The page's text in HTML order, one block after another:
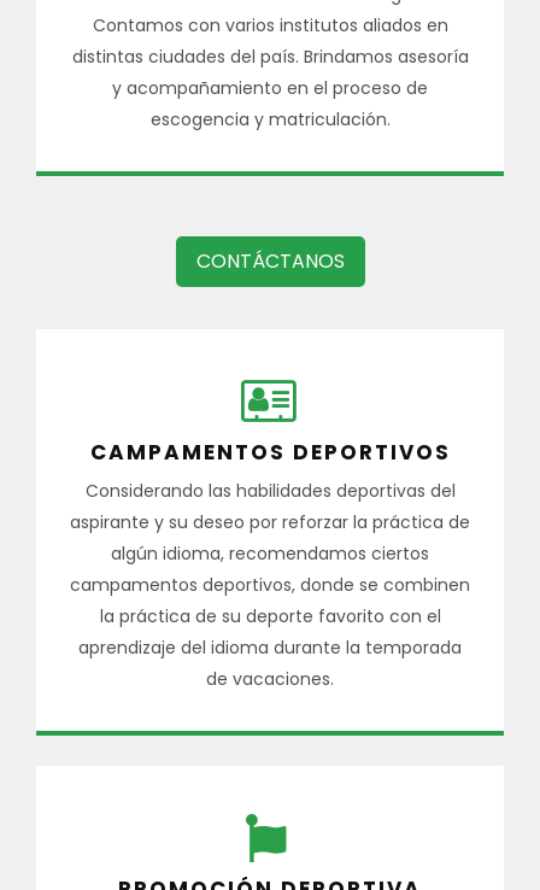
Contamos con varios institutos aliados en
distintas ciudades del país. Brindamos asesoría
y acompañamiento en el proceso de
escogencia y matriculación.
CONTÁCTANOS
CAMPAMENTOS DEPORTIVOS
Considerando las habilidades deportivas del
aspirante y su deseo por reforzar la práctica de
algún idioma, recomendamos ciertos
campamentos deportivos, donde se combinen
la práctica de su deporte favorito con el
aprendizaje del idioma durante la temporada
de vacaciones.